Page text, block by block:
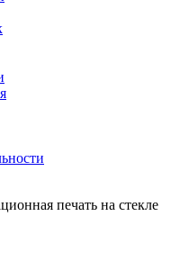
печать на стекле